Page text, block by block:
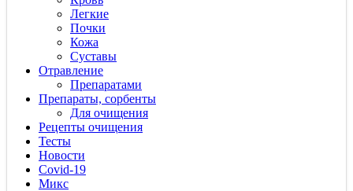
Легкие
Почки
Кожа
Суставы
Отравление
Препаратами
Препараты, сорбенты
Для очищения
Рецепты очищения
Тесты
Новости
Covid-19
Микс